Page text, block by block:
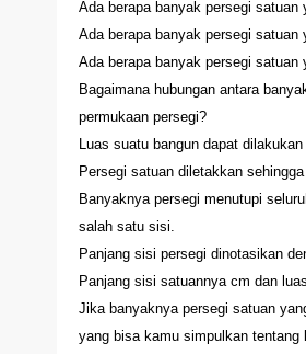
Ada berapa banyak persegi satuan
Ada berapa banyak persegi satuan
Ada berapa banyak persegi satuan
Bagaimana hubungan antara
permukaan persegi?
Luas suatu bangun dapat
Persegi satuan diletakkan
Banyaknya persegi menutupi
salah satu sisi.
Panjang sisi persegi dinotasikan
Panjang sisi satuannya cm dan
Jika banyaknya persegi satuan
yang bisa kamu simpulkan tentang